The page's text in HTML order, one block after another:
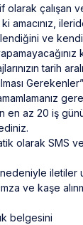
olarak çalışan
ve
tarih
en az 20 iş
olarak SMS
ve kaşe
belgesini